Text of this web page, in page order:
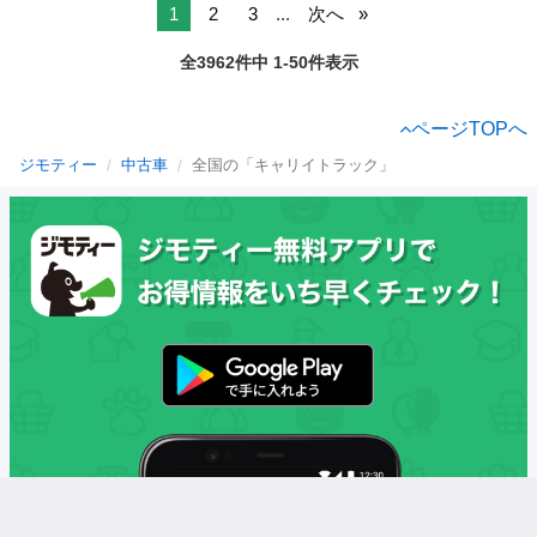
1 2 3 ... 次へ
全3962件中 1-50件表示
ページTOPへ
ジモティー 中古車 全国の「キャリイトラック」